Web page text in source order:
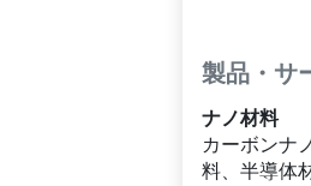
製品・サ
ナノ材料
カーボンナ
料、半導体